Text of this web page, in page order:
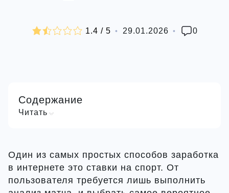
1,4
1.4 / 5 29.01.2026 0
Содержание
Читать
Один из самых простых способов заработка
в интернете это ставки на спорт. От
пользователя требуется лишь выполнить